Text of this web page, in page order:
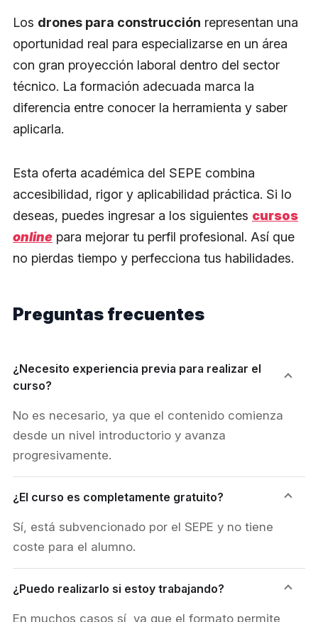
Los drones para construcción representan una
oportunidad real para especializarse en un área
con gran proyección laboral dentro del sector
técnico. La formación adecuada marca la
diferencia entre conocer la herramienta y saber
aplicarla.
Esta oferta académica del SEPE combina
accesibilidad, rigor y aplicabilidad práctica. Si lo
deseas, puedes ingresar a los siguientes cursos
online para mejorar tu perfil profesional. Así que
no pierdas tiempo y perfecciona tus habilidades.
Preguntas frecuentes
¿Necesito experiencia previa para realizar el
curso?
No es necesario, ya que el contenido comienza
desde un nivel introductorio y avanza
progresivamente.
¿El curso es completamente gratuito?
Sí, está subvencionado por el SEPE y no tiene
coste para el alumno.
¿Puedo realizarlo si estoy trabajando?
En muchos casos sí, ya que el formato permite